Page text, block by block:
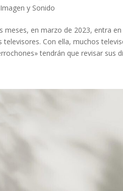
Imagen y Sonido
meses, en marzo de 2023, entra
televisores. Con ella, muchos
tendrán que revisar sus